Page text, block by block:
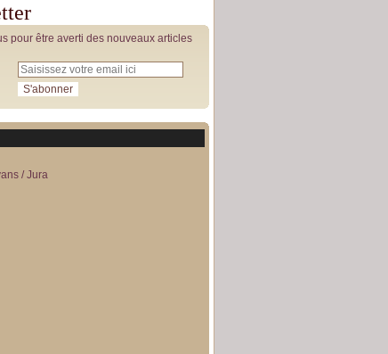
pour être averti des nouveaux articles
/ Jura